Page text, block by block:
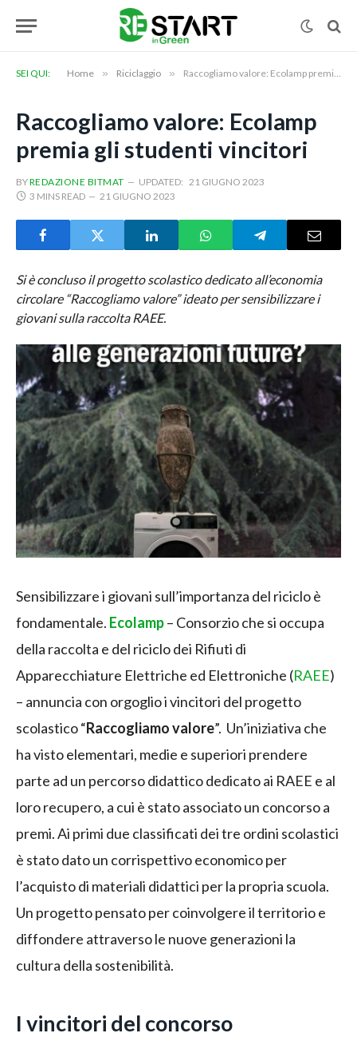
SEI QUI: Home » Riciclaggio » Raccogliamo valore: Ecolamp premia gli studenti vincitori
Raccogliamo valore: Ecolamp
premia gli studenti vincitori
BYREDAZIONE BITMAT UPDATED: 21 GIUGNO 2023
3 MINS READ
21 GIUGNO 2023
Si è concluso il progetto scolastico dedicato all’economia
circolare “Raccogliamo valore” ideato per sensibilizzare i
giovani sulla raccolta RAEE.
Sensibilizzare i giovani sull’importanza del riciclo è
fondamentale. Ecolamp– Consorzio che si occupa
della raccolta e del riciclo dei Rifiuti di
Apparecchiature Elettriche ed Elettroniche (RAEE)
– annuncia con orgoglio i vincitori del progetto
scolastico “Raccogliamo valore”. Un’iniziativa che
ha visto elementari, medie e superiori prendere
parte ad un percorso didattico dedicato ai RAEE e al
loro recupero, a cui è stato associato un concorso a
premi. Ai primi due classificati dei tre ordini scolastici
è stato dato un corrispettivo economico per
l’acquisto di materiali didattici per la propria scuola.
Un progetto pensato per coinvolgere il territorio e
diffondere attraverso le nuove generazioni la
cultura della sostenibilità.
I vincitori del concorso